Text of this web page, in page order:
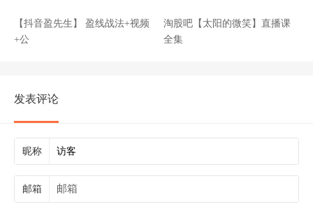
【抖音盈先生】 盈线战法+视频
+公
淘股吧【太阳的微笑】直播课
全集
发表评论
昵称
邮箱